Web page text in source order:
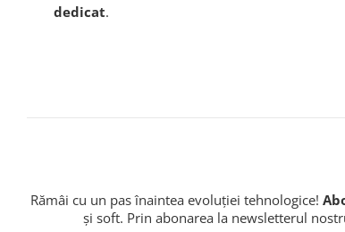
dedicat.
Rămâi cu un pas înaintea evoluției tehnologice!
și soft. Prin abonarea la newsletterul